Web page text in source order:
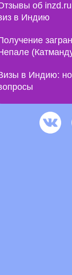
об
в Индию
в Индию: